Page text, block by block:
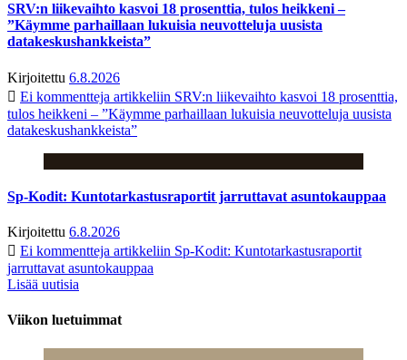
SRV:n liikevaihto kasvoi 18 prosenttia, tulos heikkeni –
”Käymme parhaillaan lukuisia neuvotteluja uusista
datakeskushankkeista”
Kirjoitettu 6.8.2026
Ei kommentteja artikkeliin SRV:n liikevaihto kasvoi 18 prosenttia,
tulos heikkeni – ”Käymme parhaillaan lukuisia neuvotteluja uusista
datakeskushankkeista”
Sp-Kodit: Kuntotarkastusraportit jarruttavat asuntokauppaa
Kirjoitettu 6.8.2026
Ei kommentteja artikkeliin Sp-Kodit: Kuntotarkastusraportit
jarruttavat asuntokauppaa
Lisää uutisia
Viikon luetuimmat